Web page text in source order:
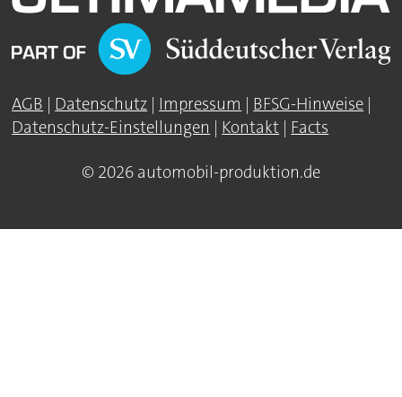
AGB | Datenschutz | Impressum | BFSG-Hinweise |
Datenschutz-Einstellungen | Kontakt | Facts
© 2026 automobil-produktion.de